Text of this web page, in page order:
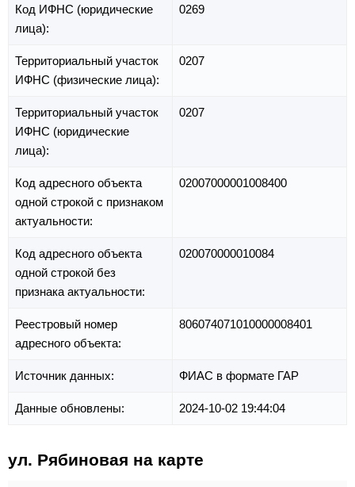
Код ИФНС (юридические
лица):
0269
Территориальный участок
ИФНС (физические лица):
0207
Территориальный участок
ИФНС (юридические
лица):
0207
Код адресного объекта
одной строкой с признаком
актуальности:
02007000001008400
Код адресного объекта
одной строкой без
признака актуальности:
020070000010084
Реестровый номер
адресного объекта:
806074071010000008401
Источник данных: ФИАС в формате ГАР
Данные обновлены: 2024-10-02 19:44:04
ул. Рябиновая на карте